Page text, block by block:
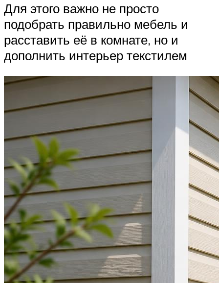
Для этого важно не просто
подобрать правильно мебель и
расставить её в комнате, но и
дополнить интерьер текстилем